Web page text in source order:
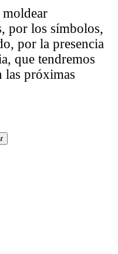
por los símbolos,
por la presencia
que tendremos
las próximas